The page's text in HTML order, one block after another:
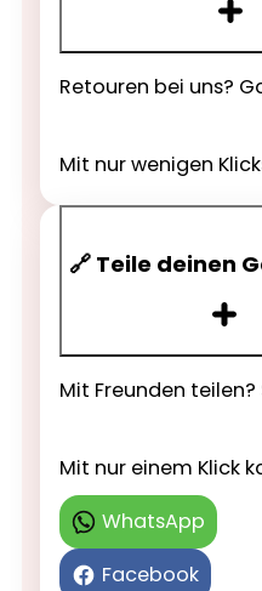
Retouren bei uns?
Mit nur wenigen
🔗 Teile deinen
Mit Freunden
Mit nur einem Klick
WhatsApp
Facebook